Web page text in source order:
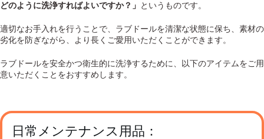
どのように洗浄すればよいですか？」 というものです。
適切なお手入れを行うことで、ラブドールを清潔な状態に保ち、素材の
劣化を防ぎながら、より長くご愛用いただくことができます。
ラブドールを安全かつ衛生的に洗浄するために、以下のアイテムをご用
意いただくことをおすすめします。
日常メンテナンス用品：